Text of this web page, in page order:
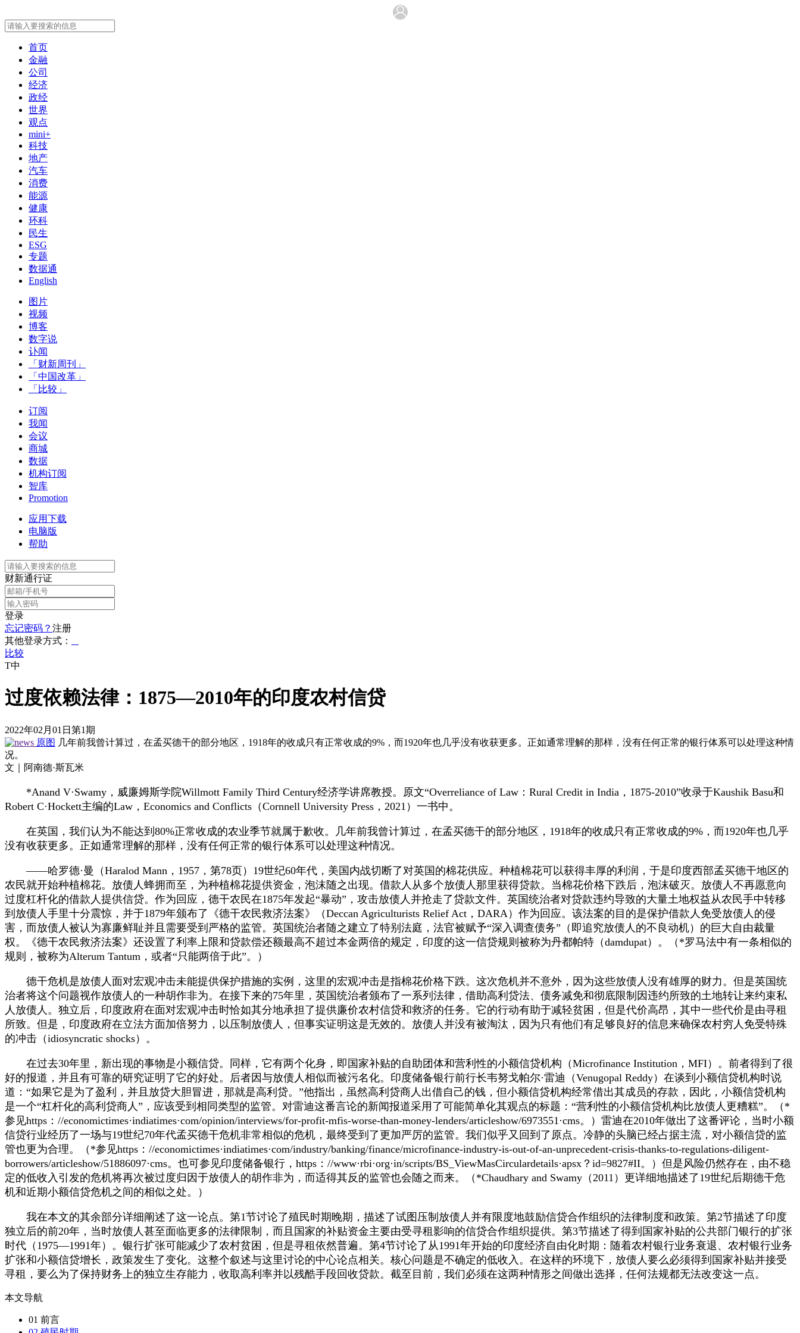
首页
金融
公司
经济
政经
世界
观点
mini+
科技
地产
汽车
消费
能源
健康
环科
民生
ESG
专题
数据通
English
图片
视频
博客
数字说
讣闻
「财新周刊」
「中国改革」
「比较」
订阅
我闻
会议
商城
数据
机构订阅
智库
Promotion
应用下载
电脑版
帮助
财新通行证
登录
忘记密码？ 注册
其他登录方式：
比较
T中
过度依赖法律：1875—2010年的印度农村信贷
2022年02月01日第1期
原图 几年前我曾计算过，在孟买德干的部分地区，1918年的收成只有正常收成的9%，而1920年也几乎没有收获更多。正如通常理解的那样，没有任何正常的银行体系可以处理这种情
况。
文｜阿南德·斯瓦米
*Anand V·Swamy，威廉姆斯学院Willmott Family Third Century经济学讲席教授。原文“Overreliance of Law：Rural Credit in India，1875-2010”收录于Kaushik Basu和
Robert C·Hockett主编的Law，Economics and Conflicts（Cornnell University Press，2021）一书中。
在英国，我们认为不能达到80%正常收成的农业季节就属于歉收。几年前我曾计算过，在孟买德干的部分地区，1918年的收成只有正常收成的9%，而1920年也几乎
没有收获更多。正如通常理解的那样，没有任何正常的银行体系可以处理这种情况。
——哈罗德·曼（Haralod Mann，1957，第78页）19世纪60年代，美国内战切断了对英国的棉花供应。种植棉花可以获得丰厚的利润，于是印度西部孟买德干地区的
农民就开始种植棉花。放债人蜂拥而至，为种植棉花提供资金，泡沫随之出现。借款人从多个放债人那里获得贷款。当棉花价格下跌后，泡沫破灭。放债人不再愿意向
过度杠杆化的借款人提供信贷。作为回应，德干农民在1875年发起“暴动”，攻击放债人并抢走了贷款文件。英国统治者对贷款违约导致的大量土地权益从农民手中转移
到放债人手里十分震惊，并于1879年颁布了《德干农民救济法案》（Deccan Agriculturists Relief Act，DARA）作为回应。该法案的目的是保护借款人免受放债人的侵
害，而放债人被认为寡廉鲜耻并且需要受到严格的监管。英国统治者随之建立了特别法庭，法官被赋予“深入调查债务”（即追究放债人的不良动机）的巨大自由裁量
权。《德干农民救济法案》还设置了利率上限和贷款偿还额最高不超过本金两倍的规定，印度的这一信贷规则被称为丹都帕特（damdupat）。（ *罗马法中有一条相似的
规则，被称为Alterum Tantum，或者“只能两倍于此”。）
德干危机是放债人面对宏观冲击未能提供保护措施的实例，这里的宏观冲击是指棉花价格下跌。这次危机并不意外，因为这些放债人没有雄厚的财力。但是英国统
治者将这个问题视作放债人的一种胡作非为。在接下来的75年里，英国统治者颁布了一系列法律，借助高利贷法、债务减免和彻底限制因违约所致的土地转让来约束私
人放债人。独立后，印度政府在面对宏观冲击时恰如其分地承担了提供廉价农村信贷和救济的任务。它的行动有助于减轻贫困，但是代价高昂，其中一些代价是由寻租
所致。但是，印度政府在立法方面加倍努力，以压制放债人，但事实证明这是无效的。放债人并没有被淘汰，因为只有他们有足够良好的信息来确保农村穷人免受特殊
的冲击（idiosyncratic shocks）。
在过去30年里，新出现的事物是小额信贷。同样，它有两个化身，即国家补贴的自助团体和营利性的小额信贷机构（Microfinance Institution，MFI）。前者得到了很
好的报道，并且有可靠的研究证明了它的好处。后者因与放债人相似而被污名化。印度储备银行前行长韦努戈帕尔·雷迪（Venugopal Reddy）在谈到小额信贷机构时说
道：“如果它是为了盈利，并且放贷大胆冒进，那就是高利贷。”他指出，虽然高利贷商人出借自己的钱，但小额信贷机构经常借出其成员的存款，因此，小额信贷机构
是一个“杠杆化的高利贷商人”，应该受到相同类型的监管。对雷迪这番言论的新闻报道采用了可能简单化其观点的标题：“营利性的小额信贷机构比放债人更糟糕”。
（*
参见https：//economictimes·indiatimes·com/opinion/interviews/for-profit-mfis-worse-than-money-lenders/articleshow/6973551·cms。） 雷迪在2010年做出了这番评论，当时小额
信贷行业经历了一场与19世纪70年代孟买德干危机非常相似的危机，最终受到了更加严厉的监管。我们似乎又回到了原点。冷静的头脑已经占据主流，对小额信贷的监
管也更为合理。
（*参见https：//economictimes·indiatimes·com/industry/banking/finance/microfinance-industry-is-out-of-an-unprecedent-crisis-thanks-to-regulations-diligent-
borrowers/articleshow/51886097·cms。也可参见印度储备银行，https：//www·rbi·org·in/scripts/BS_ViewMasCirculardetails·apsx？id=9827#II。） 但是风险仍然存在，由不稳
定的低收入引发的危机将再次被过度归因于放债人的胡作非为，而适得其反的监管也会随之而来。
（*Chaudhary and Swamy（2011）更详细地描述了19世纪后期德干危
机和近期小额信贷危机之间的相似之处。）
我在本文的其余部分详细阐述了这一论点。第1节讨论了殖民时期晚期，描述了试图压制放债人并有限度地鼓励信贷合作组织的法律制度和政策。第2节描述了印度
独立后的前20年，当时放债人甚至面临更多的法律限制，而且国家的补贴资金主要由受寻租影响的信贷合作组织提供。第3节描述了得到国家补贴的公共部门银行的扩张
时代（1975—1991年）。银行扩张可能减少了农村贫困，但是寻租依然普遍。第4节讨论了从1991年开始的印度经济自由化时期：随着农村银行业务衰退、农村银行业务
扩张和小额信贷增长，政策发生了变化。这整个叙述与这里讨论的中心论点相关。核心问题是不确定的低收入。在这样的环境下，放债人要么必须得到国家补贴并接受
寻租，要么为了保持财务上的独立生存能力，收取高利率并以残酷手段回收贷款。截至目前，我们必须在这两种情形之间做出选择，任何法规都无法改变这一点。
本文导航
01 前言